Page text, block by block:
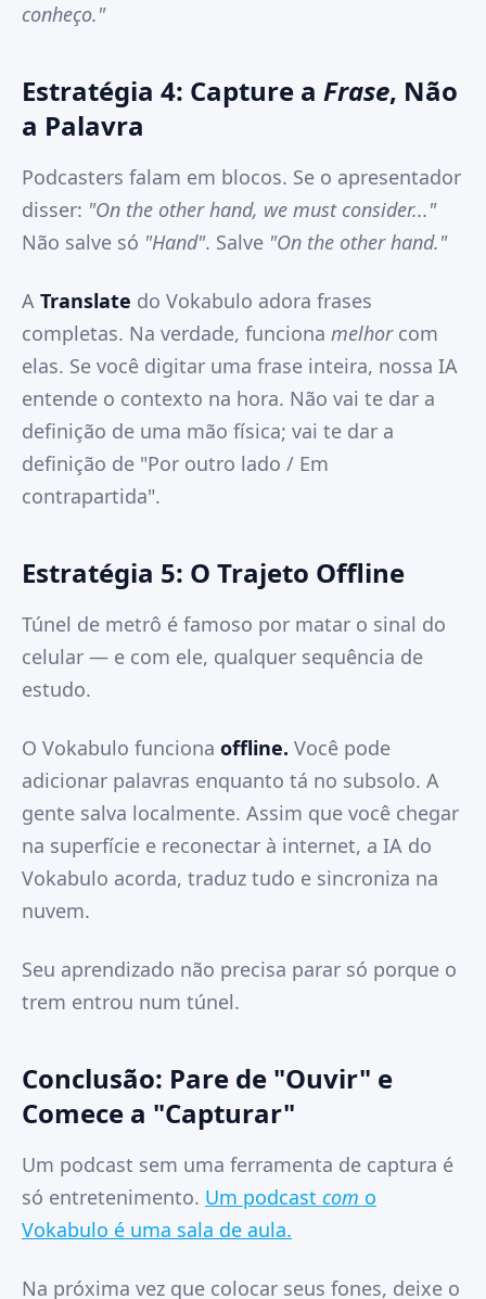
conheço."
Estratégia 4: Capture a Frase, Não
a Palavra
Podcasters falam em blocos. Se o apresentador
disser: "On the other hand, we must consider..."
Não salve só "Hand". Salve "On the other hand."
A Translate do Vokabulo adora frases
completas. Na verdade, funciona melhorcom
elas. Se você digitar uma frase inteira, nossa IA
entende o contexto na hora. Não vai te dar a
definição de uma mão física; vai te dar a
definição de "Por outro lado / Em
contrapartida".
Estratégia 5: O Trajeto Offline
Túnel de metrô é famoso por matar o sinal do
celular — e com ele, qualquer sequência de
estudo.
O Vokabulo funciona offline. Você pode
adicionar palavras enquanto tá no subsolo. A
gente salva localmente. Assim que você chegar
na superfície e reconectar à internet, a IA do
Vokabulo acorda, traduz tudo e sincroniza na
nuvem.
Seu aprendizado não precisa parar só porque o
trem entrou num túnel.
Conclusão: Pare de "Ouvir" e
Comece a "Capturar"
Um podcast sem uma ferramenta de captura é
só entretenimento. Um podcast com o
Vokabulo é uma sala de aula.
Na próxima vez que colocar seus fones, deixe o